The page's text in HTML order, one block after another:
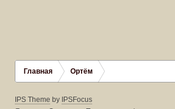
Главная Ортём
IPS Theme by IPSFocus